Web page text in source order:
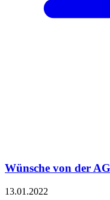
Wünsche von der
13.01.2022